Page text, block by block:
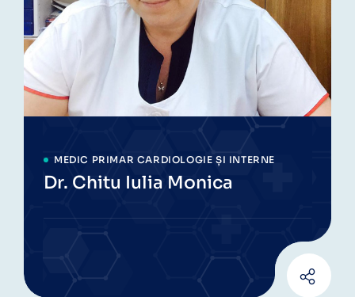
MEDIC PRIMAR CARDIOLOGIE ȘI INTERNE
Dr. Chitu Iulia Monica